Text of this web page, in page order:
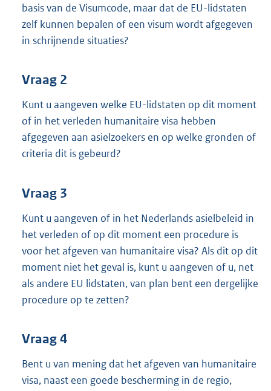
basis van de Visumcode, maar dat de EU-lidstaten
zelf kunnen bepalen of een visum wordt afgegeven
in schrijnende situaties?
Vraag 2
Kunt u aangeven welke EU-lidstaten op dit moment
of in het verleden humanitaire visa hebben
afgegeven aan asielzoekers en op welke gronden of
criteria dit is gebeurd?
Vraag 3
Kunt u aangeven of in het Nederlands asielbeleid in
het verleden of op dit moment een procedure is
voor het afgeven van humanitaire visa? Als dit op dit
moment niet het geval is, kunt u aangeven of u, net
als andere EU lidstaten, van plan bent een dergelijke
procedure op te zetten?
Vraag 4
Bent u van mening dat het afgeven van humanitaire
visa, naast een goede bescherming in de regio,